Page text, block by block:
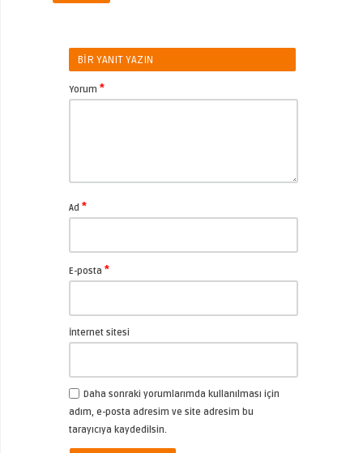
BIR YANIT YAZIN
Yorum *
Ad *
E-posta *
İnternet sitesi
Daha sonraki yorumlarımda kullanılması için
adım, e-posta adresim ve site adresim bu
tarayıcıya kaydedilsin.